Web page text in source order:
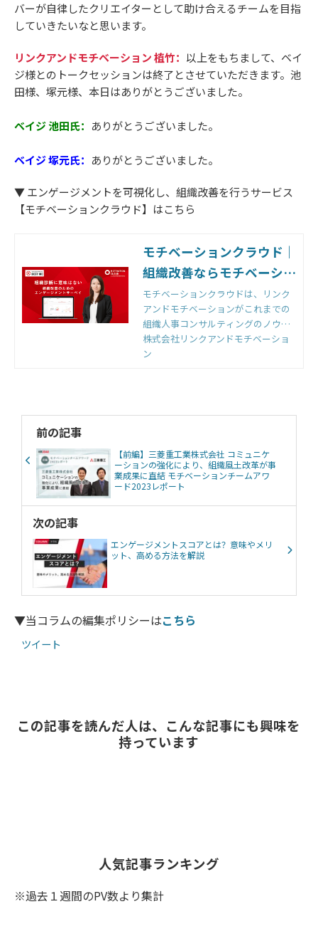
バーが自律したクリエイターとして助け合えるチームを目指
していきたいなと思います。
リンクアンドモチベーション 植竹： 以上をもちまして、ベイ
ジ様とのトークセッションは終了とさせていただきます。池
田様、塚元様、本日はありがとうございました。
ベイジ 池田氏： ありがとうございました。
ベイジ 塚元氏： ありがとうございました。
▼ エンゲージメントを可視化し、組織改善を行うサービス
【モチベーションクラウド】はこちら
モチベーションクラウド｜
組織改善ならモチベーショ
ンクラウド
モチベーションクラウドは、リンク
アンドモチベーションがこれまでの
組織人事コンサルティングのノウハ
ウをもとに開発した国内初の組織改
善クラウドです。組織のモノサシ
す。
株式会社リンクアンドモチベーショ
ン
前の記事
【前編】三菱重工業株式会社 コミュニケ
ーションの強化により、組織風土改革が事
業成果に直結 モチベーションチームアワ
ード2023レポート
次の記事
エンゲージメントスコアとは？意味やメリ
ット、高める方法を解説
▼当コラムの編集ポリシーはこちら
ツイート
この記事を読んだ人は、こんな記事にも興味を
持っています
人気記事ランキング
※過去１週間のPV数より集計